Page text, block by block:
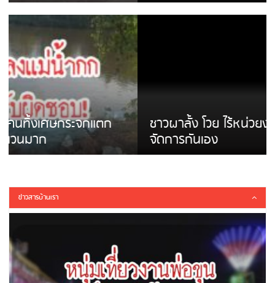
ชาวผาลั้ง โวย ไร้หน่วยงานดูแล ดินสไลด์ ต้อง
จัดการกันเอง
ข่าวสารบ้านเรา